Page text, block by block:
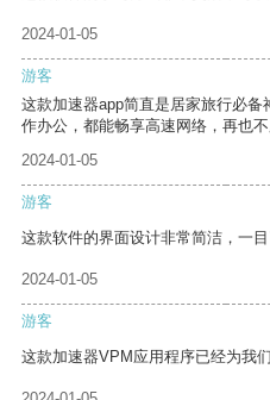
2024-01-05
游客
这款加速器app简直是居家旅行必
作办公，都能畅享高速网络，再也不
2024-01-05
游客
这款软件的界面设计非常简洁，一目
2024-01-05
游客
这款加速器VPM应用程序已经为我